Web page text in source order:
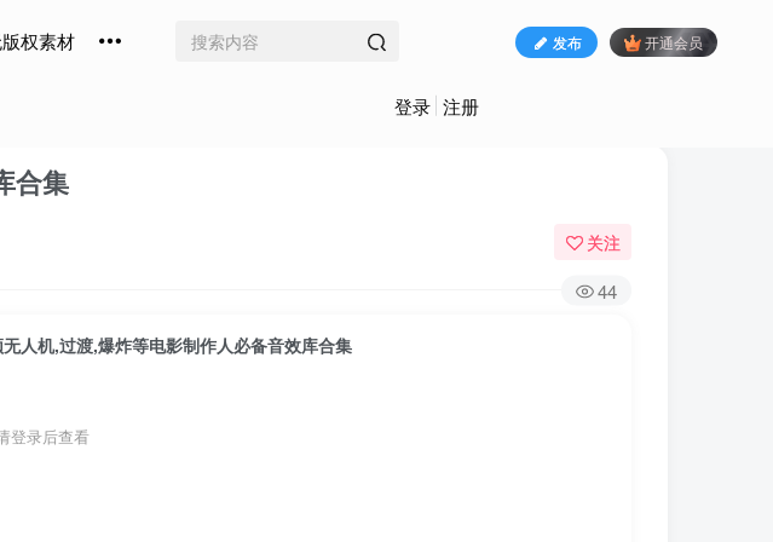
权素材 发布 开通会员
登录 注册
合集
关注
44
人机,过渡,爆炸等电影制作人必备音效库合集
登录后查看